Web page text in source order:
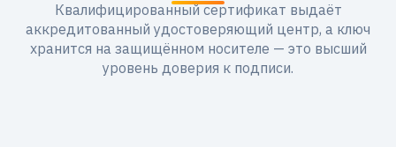
Квалифицированный сертификат выдаёт
аккредитованный удостоверяющий центр, а ключ
хранится на защищённом носителе — это высший
уровень доверия к подписи.